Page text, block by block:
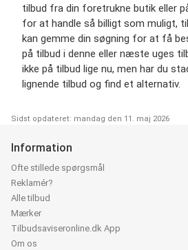
tilbud fra din foretrukne butik eller
for at handle så billigt som muligt,
kan gemme din søgning for at få
på tilbud i denne eller næste uges
ikke på tilbud lige nu, men har du
lignende tilbud og find et alternativ.
Sidst opdateret: mandag den 11. maj 2026
Information
Ofte stillede spørgsmål
Reklamér?
Alle tilbud
Mærker
Tilbudsaviseronline.dk App
Om os